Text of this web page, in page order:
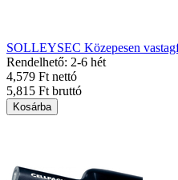
SOLLEYSEC Közepesen
Rendelhető: 2-6 hét
4,579 Ft nettó
5,815 Ft bruttó
Kosárba